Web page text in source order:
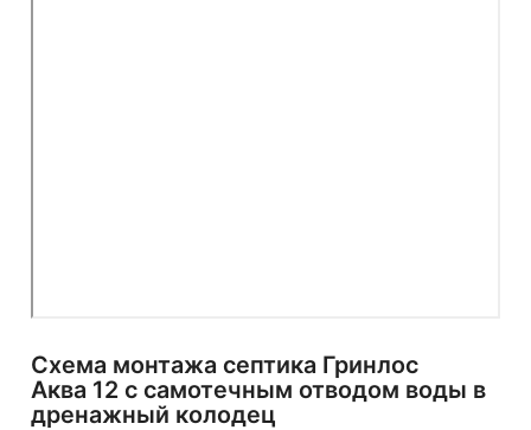
Схема монтажа септика Гринлос
Аква 12 с самотечным отводом воды в
дренажный колодец